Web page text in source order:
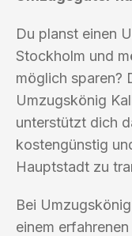
Du planst einen
Stockholm und
möglich sparen?
Umzugskönig
unterstützt dich
kostengünstig
Hauptstadt zu
Bei
einem